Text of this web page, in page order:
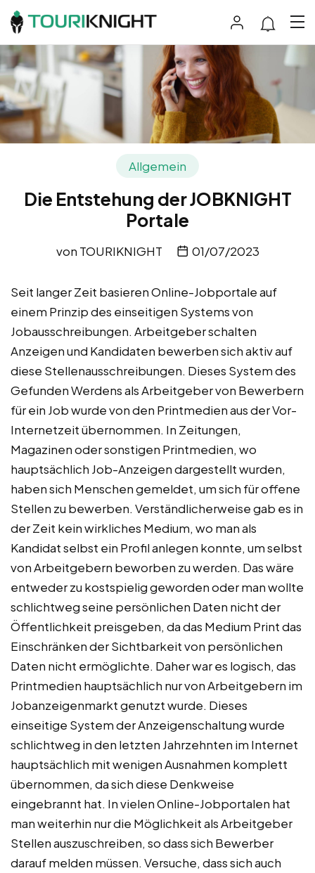
Allgemein
Die Entstehung der JOBKNIGHT
Portale
von TOURIKNIGHT 01/07/2023
Seit langer Zeit basieren Online-Jobportale auf
einem Prinzip des einseitigen Systems von
Jobausschreibungen. Arbeitgeber schalten
Anzeigen und Kandidaten bewerben sich aktiv auf
diese Stellenausschreibungen. Dieses System des
Gefunden Werdens als Arbeitgeber von Bewerbern
für ein Job wurde von den Printmedien aus der Vor-
Internetzeit übernommen. In Zeitungen,
Magazinen oder sonstigen Printmedien, wo
hauptsächlich Job-Anzeigen dargestellt wurden,
haben sich Menschen gemeldet, um sich für offene
Stellen zu bewerben. Verständlicherweise gab es in
der Zeit kein wirkliches Medium, wo man als
Kandidat selbst ein Profil anlegen konnte, um selbst
von Arbeitgebern beworben zu werden. Das wäre
entweder zu kostspielig geworden oder man wollte
schlichtweg seine persönlichen Daten nicht der
Öffentlichkeit preisgeben, da das Medium Print das
Einschränken der Sichtbarkeit von persönlichen
Daten nicht ermöglichte. Daher war es logisch, das
Printmedien hauptsächlich nur von Arbeitgebern im
Jobanzeigenmarkt genutzt wurde. Dieses
einseitige System der Anzeigenschaltung wurde
schlichtweg in den letzten Jahrzehnten im Internet
hauptsächlich mit wenigen Ausnahmen komplett
übernommen, da sich diese Denkweise
eingebrannt hat. In vielen Online-Jobportalen hat
man weiterhin nur die Möglichkeit als Arbeitgeber
Stellen auszuschreiben, so dass sich Bewerber
darauf melden müssen. Versuche, dass sich auch